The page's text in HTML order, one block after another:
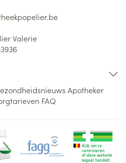
Valerie
Apotheker
FAQ